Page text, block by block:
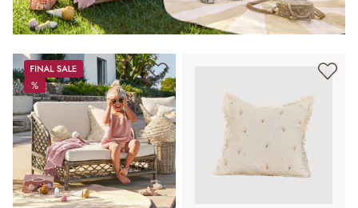
Sale
%
%